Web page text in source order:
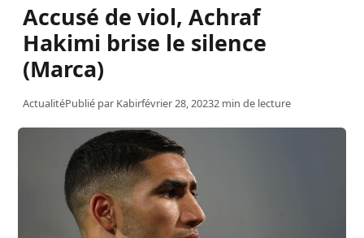
Accusé de viol, Achraf
Hakimi brise le silence
(Marca)
ActualitéPublié par Kabirfévrier 28, 20232 min de lecture